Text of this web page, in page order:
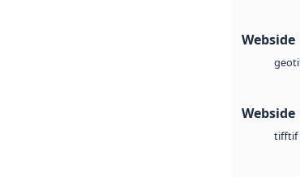
Webside
Webside
tifftif